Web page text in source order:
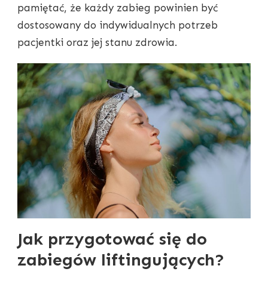
pamiętać, że każdy zabieg powinien być
dostosowany do indywidualnych potrzeb
pacjentki oraz jej stanu zdrowia.
Jak przygotować się do
zabiegów liftingujących?